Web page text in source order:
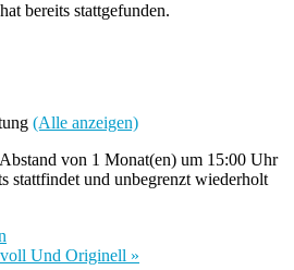
bereits stattgefunden.
(Alle anzeigen)
von 1 Monat(en) um 15:00 Uhr
stattfindet und unbegrenzt wiederholt
Und Originell »